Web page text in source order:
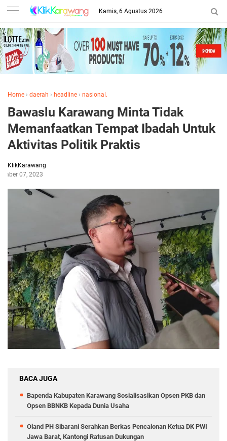
Kamis, 6 Agustus 2026
Home › daerah › headline › nasional.
Bawaslu Karawang Minta Tidak
Memanfaatkan Tempat Ibadah Untuk
Aktivitas Politik Praktis
KlikKarawang
07, 2023
BACA JUGA
Bapenda Kabupaten Karawang Sosialisasikan Opsen PKB dan
Opsen BBNKB Kepada Dunia Usaha
Oland PH Sibarani Serahkan Berkas Pencalonan Ketua DK PWI
Jawa Barat, Kantongi Ratusan Dukungan